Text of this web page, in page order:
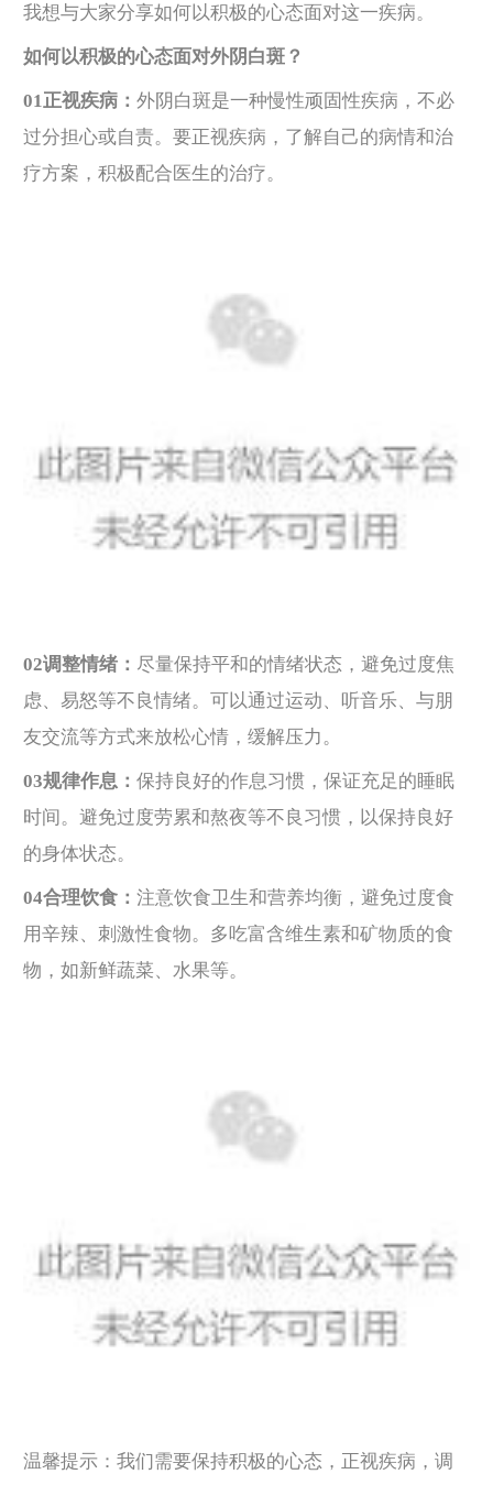
我想与大家分享如何以积极的心态面对这一疾病。
如何以积极的心态面对外阴白斑？
01正视疾病： 外阴白斑是一种慢性顽固性疾病，不必
过分担心或自责。要正视疾病，了解自己的病情和治
疗方案，积极配合医生的治疗。
02调整情绪： 尽量保持平和的情绪状态，避免过度焦
虑、易怒等不良情绪。可以通过运动、听音乐、与朋
友交流等方式来放松心情，缓解压力。
03规律作息： 保持良好的作息习惯，保证充足的睡眠
时间。避免过度劳累和熬夜等不良习惯，以保持良好
的身体状态。
04合理饮食： 注意饮食卫生和营养均衡，避免过度食
用辛辣、刺激性食物。多吃富含维生素和矿物质的食
物，如新鲜蔬菜、水果等。
温馨提示：我们需要保持积极的心态，正视疾病，调